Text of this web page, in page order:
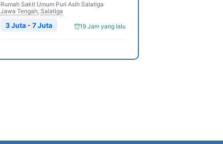
Rumah Sakit Umum Puri Asih Salatiga
Jawa Tengah, Salatiga
19 Jam yang lalu
3 Juta - 7 Juta